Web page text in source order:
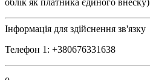
Інформація для здійснення зв'язку
Телефон 1: +380676331638